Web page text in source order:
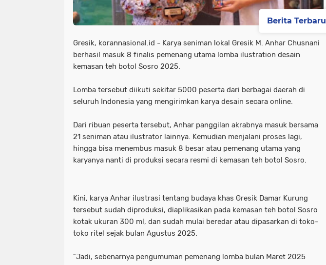
Gresik, korannasional.id - Karya seniman lokal Gresik M. Anhar Chusnani
berhasil masuk 8 finalis pemenang utama lomba ilustration desain
kemasan teh botol Sosro 2025.
Lomba tersebut diikuti sekitar 5000 peserta dari berbagai daerah di
seluruh Indonesia yang mengirimkan karya desain secara online.
Dari ribuan peserta tersebut, Anhar panggilan akrabnya masuk bersama
21 seniman atau ilustrator lainnya. Kemudian menjalani proses lagi,
hingga bisa menembus masuk 8 besar atau pemenang utama yang
karyanya nanti di produksi secara resmi di kemasan teh botol Sosro.
Kini, karya Anhar ilustrasi tentang budaya khas Gresik Damar Kurung
tersebut sudah diproduksi, diaplikasikan pada kemasan teh botol Sosro
kotak ukuran 300 ml, dan sudah mulai beredar atau dipasarkan di toko-
toko ritel sejak bulan Agustus 2025.
"Jadi, sebenarnya pengumuman pemenang lomba bulan Maret 2025
Berita Terbaru